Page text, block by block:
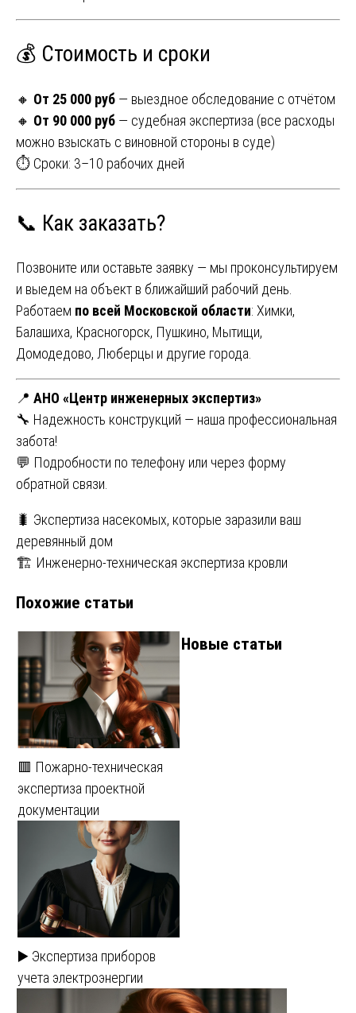
💰 Стоимость и сроки
🔸 От 25 000 руб — выездное обследование с отчётом
🔸 От 90 000 руб — судебная экспертиза (все расходы
можно взыскать с виновной стороны в суде)
⏱ Сроки: 3–10 рабочих дней
📞 Как заказать?
Позвоните или оставьте заявку — мы проконсультируем
и выедем на объект в ближайший рабочий день.
Работаем по всей Московской области: Химки,
Балашиха, Красногорск, Пушкино, Мытищи,
Домодедово, Люберцы и другие города.
📍 АНО «Центр инженерных экспертиз»
🔧 Надежность конструкций — наша профессиональная
забота!
💬 Подробности по телефону или через форму
обратной связи.
Навигация
по
🐛 Экспертиза насекомых, которые заразили ваш
деревянный дом
🏗️ Инженерно-техническая экспертиза кровли
Похожие статьи
🟥 Пожарно-техническая
экспертиза проектной
документации
▶️ Экспертиза приборов
учета электроэнергии
Новые статьи